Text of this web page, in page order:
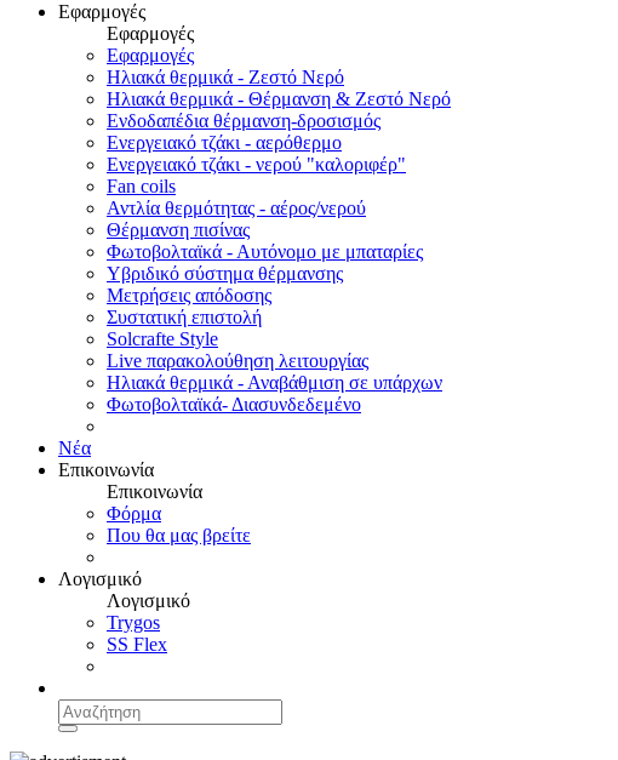
Εφαρμογές
Εφαρμογές
Εφαρμογές
Ηλιακά θερμικά - Ζεστό Νερό
Ηλιακά θερμικά - Θέρμανση & Ζεστό Νερό
Ενδοδαπέδια θέρμανση-δροσισμός
Ενεργειακό τζάκι - αερόθερμο
Ενεργειακό τζάκι - νερού "καλοριφέρ"
Fan coils
Αντλία θερμότητας - αέρος/νερού
Θέρμανση πισίνας
Φωτοβολταϊκά - Αυτόνομο με μπαταρίες
Υβριδικό σύστημα θέρμανσης
Μετρήσεις απόδοσης
Συστατική επιστολή
Solcrafte Style
Live παρακολούθηση λειτουργίας
Ηλιακά θερμικά - Αναβάθμιση σε υπάρχων
Φωτοβολταϊκά- Διασυνδεδεμένο
Νέα
Επικοινωνία
Επικοινωνία
Φόρμα
Που θα μας βρείτε
Λογισμικό
Λογισμικό
Trygos
SS Flex